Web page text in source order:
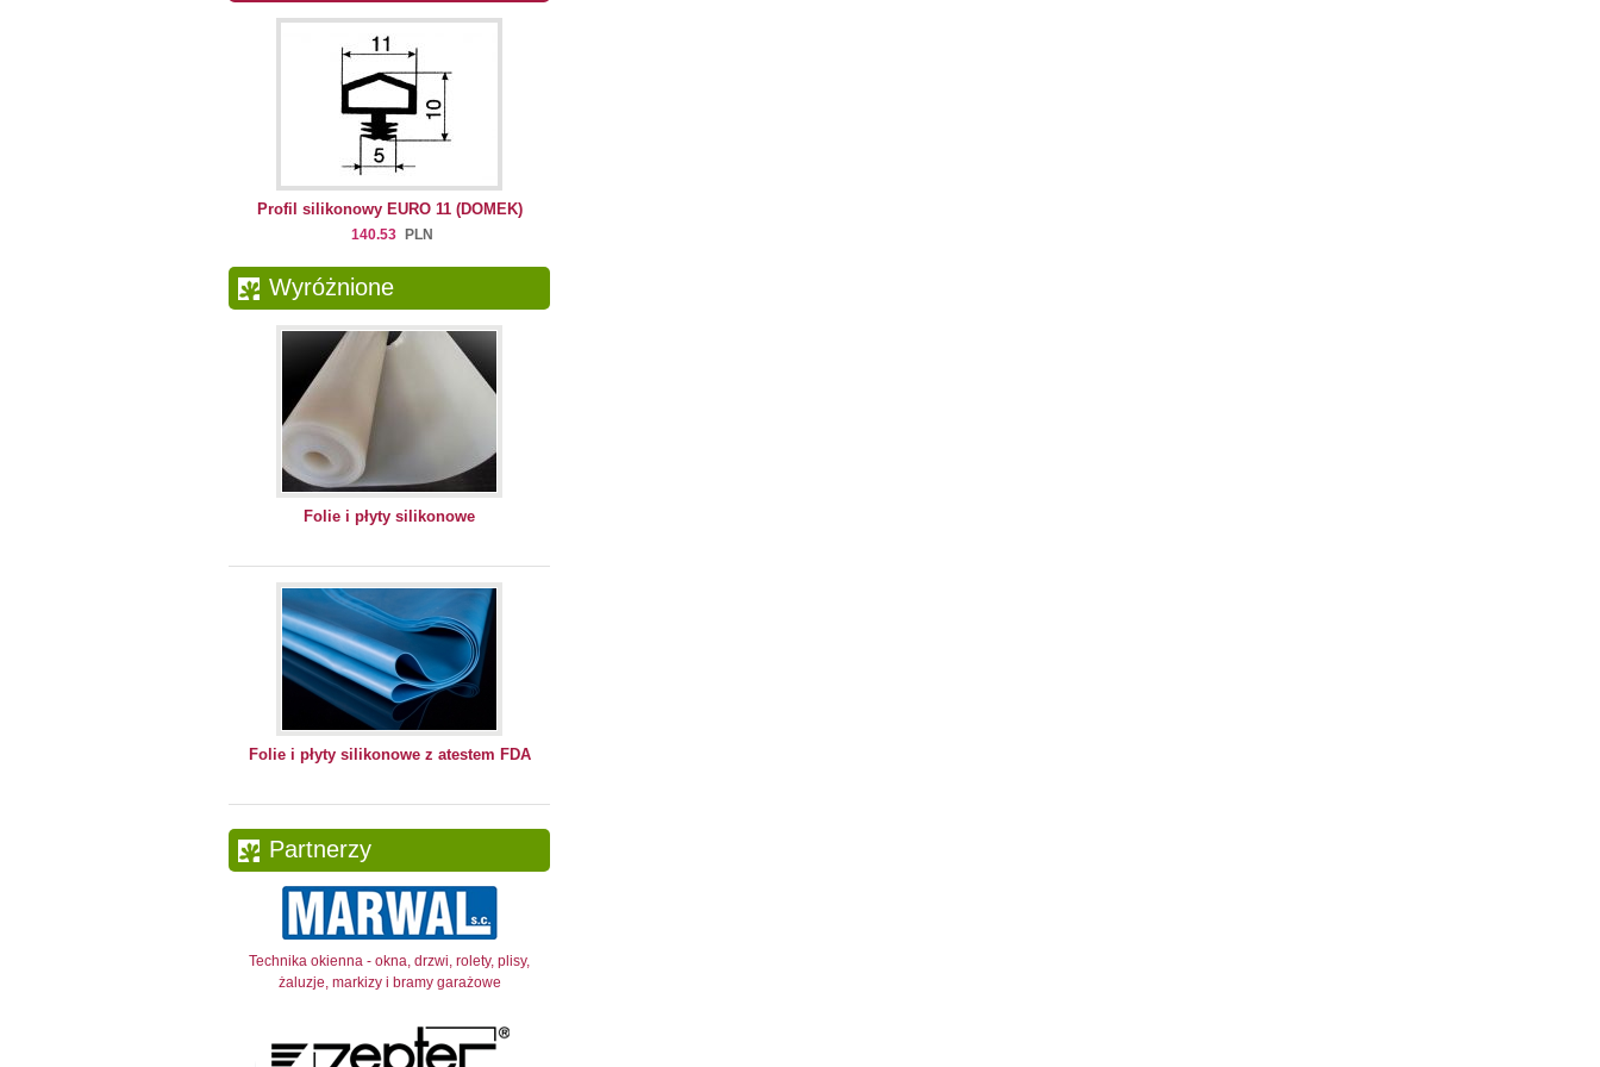
Profil silikonowy EURO 11 (DOMEK)
140.53 PLN
Wyróżnione
Folie i płyty silikonowe
Folie i płyty silikonowe z atestem FDA
Partnerzy
Technika okienna - okna, drzwi, rolety, plisy,
żaluzje, markizy i bramy garażowe